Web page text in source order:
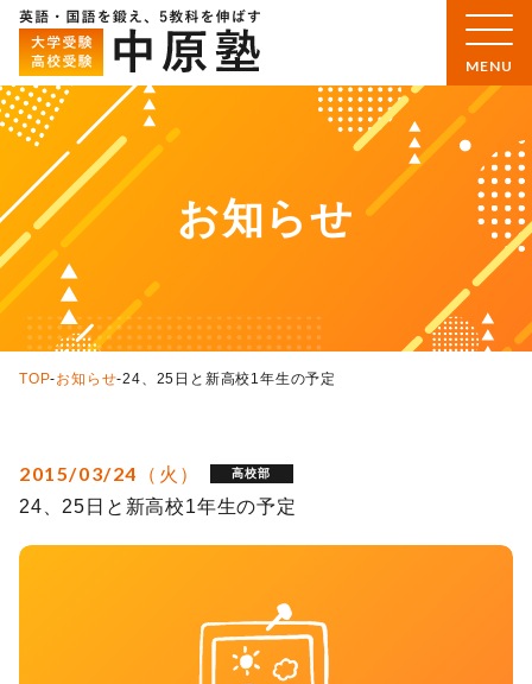
お知らせ
TOP-お知らせ-24、25日と新高校1年生の予定
2015/03/24（火） 高校部
24、25日と新高校1年生の予定